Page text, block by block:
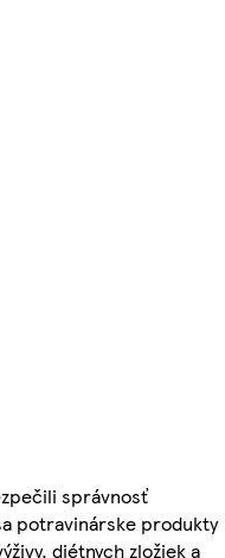
správnosť
potravinárske produkty
diétnych zložiek a